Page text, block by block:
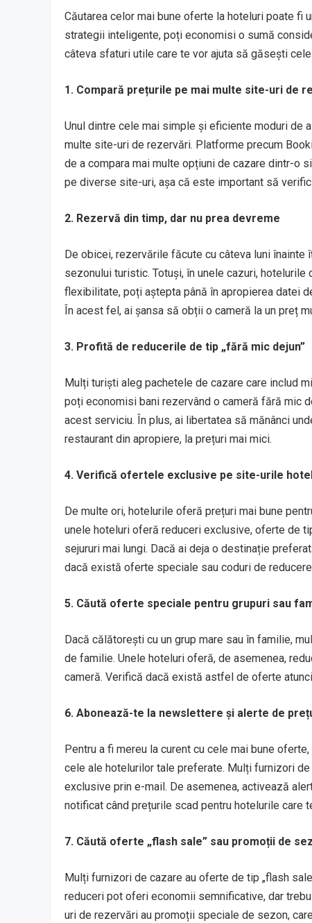
Căutarea celor mai bune oferte la hoteluri poate fi
strategii inteligente, poți economisi o sumă
câteva sfaturi utile care te vor ajuta să găsești
1. Compară prețurile pe mai multe site-uri de
Unul dintre cele mai simple și eficiente moduri de
multe site-uri de rezervări. Platforme precum
de a compara mai multe opțiuni de cazare dintr-o
pe diverse site-uri, așa că este important să
2. Rezervă din timp, dar nu prea devreme
De obicei, rezervările făcute cu câteva luni
sezonului turistic. Totuși, în unele cazuri,
flexibilitate, poți aștepta până în apropierea datei
În acest fel, ai șansa să obții o cameră la un preț
3. Profită de reducerile de tip „fără mic dejun”
Mulți turiști aleg pachetele de cazare care includ
poți economisi bani rezervând o cameră fără mic
acest serviciu. În plus, ai libertatea să mănânci
restaurant din apropiere, la prețuri mai mici.
4. Verifică ofertele exclusive pe site-urile
De multe ori, hotelurile oferă prețuri mai bune
unele hoteluri oferă reduceri exclusive, oferte de
sejururi mai lungi. Dacă ai deja o destinație
dacă există oferte speciale sau coduri de
5. Căută oferte speciale pentru grupuri sau
Dacă călătorești cu un grup mare sau în familie,
de familie. Unele hoteluri oferă, de asemenea,
cameră. Verifică dacă există astfel de oferte
6. Abonează-te la newslettere și alerte de
Pentru a fi mereu la curent cu cele mai bune
cele ale hotelurilor tale preferate. Mulți furnizori
exclusive prin e-mail. De asemenea, activează
notificat când prețurile scad pentru hotelurile care
7. Căută oferte „flash sale” sau promoții de
Mulți furnizori de cazare au oferte de tip „flash
reduceri pot oferi economii semnificative, dar
uri de rezervări au promoții speciale de sezon,